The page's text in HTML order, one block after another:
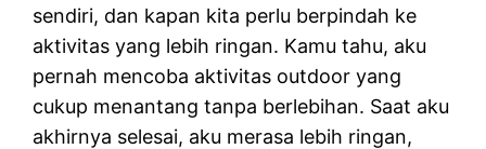
sendiri, dan kapan kita perlu berpindah ke
aktivitas yang lebih ringan. Kamu tahu, aku
pernah mencoba aktivitas outdoor yang
cukup menantang tanpa berlebihan. Saat aku
akhirnya selesai, aku merasa lebih ringan,